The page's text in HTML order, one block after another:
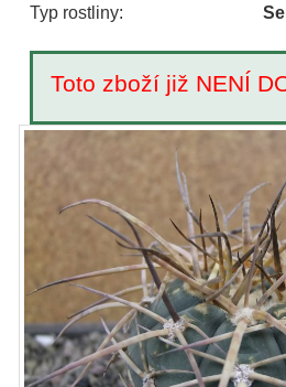
Typ rostliny:
Toto zboží již NENÍ